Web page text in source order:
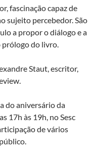
fascinação capaz de
sujeito percebedor. São
a propor o diálogo e a
prólogo do livro.
Staut, escritor,
do aniversário da
17h às 19h, no Sesc
de vários